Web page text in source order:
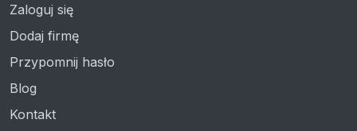
Zaloguj się
Dodaj firmę
Przypomnij hasło
Blog
Kontakt